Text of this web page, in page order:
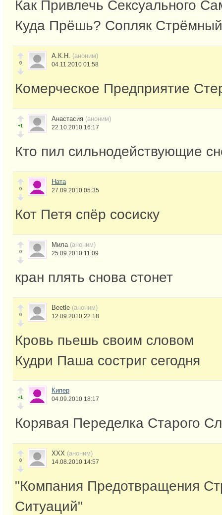
Как Привлечь Сексуального
Куда Прёшь? Сопляк
0
А.К.Н. (аноним)
04.11.2010 01:58
Комерческое Предприятие
+1
Анастасия (аноним)
22.10.2010 16:17
Кто пил сильнодействующие
0
Ната
27.09.2010 05:35
Кот Петя спёр сосиску
0
Мила (аноним)
25.09.2010 11:09
кран плять снова стонет
0
Beetle (аноним)
12.09.2010 22:18
Кровь пьешь своим словом
Кудри Паша состриг сегодня
+1
Кипер
04.09.2010 18:17
Корявая Переделка Старого
0
ХХХ (аноним)
14.08.2010 14:57
"Компания Предотвращения
Ситуаций"